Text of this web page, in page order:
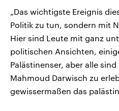
„Das wichtigste Ereignis
Politik zu tun, sondern mit
Hier sind Leute mit ganz
politischen Ansichten,
Palästinenser, aber alle
Mahmoud Darwisch zu
gewissermaßen das